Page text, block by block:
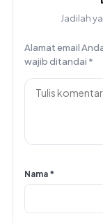
Jadilah
Alamat email
wajib ditandai *
Nama *